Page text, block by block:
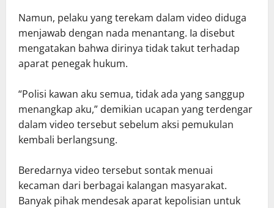
Namun, pelaku yang terekam dalam video diduga
menjawab dengan nada menantang. Ia disebut
mengatakan bahwa dirinya tidak takut terhadap
aparat penegak hukum.
“Polisi kawan aku semua, tidak ada yang sanggup
menangkap aku,” demikian ucapan yang terdengar
dalam video tersebut sebelum aksi pemukulan
kembali berlangsung.
Beredarnya video tersebut sontak menuai
kecaman dari berbagai kalangan masyarakat.
Banyak pihak mendesak aparat kepolisian untuk